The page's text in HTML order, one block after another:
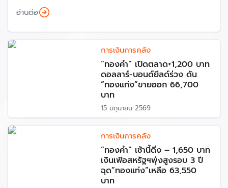
อ่านต่อ
การเงินการคลัง
“ทองคำ” เปิดตลาด+1,200 บาท
ดอลลาร์-บอนด์ยีลด์ร่วง ดัน
“ทองแท่ง”ขายออก 66,700
บาท
15 มิถุนายน 2569
การเงินการคลัง
“ทองคำ” เช้านี้ดิ่ง – 1,650 บาท
เงินเฟ้อสหรัฐฯพุ่งสูงรอบ 3 ปี
ฉุด”ทองแท่ง”เหลือ 63,550
บาท